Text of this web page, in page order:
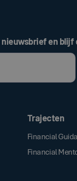
en blijf
Trajecten
Financial
Financial